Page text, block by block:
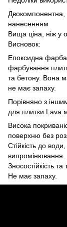
Двокомпонентна,
нанесенням
Вища ціна, ніж у
Висновок:
Епоксидна
фарбування
та бетону. Вона
не має запаху.
Порівняно з
для плитки Lava
Висока
поверхню без
Стійкість до
випромінювання.
Зносостійкість та
Не має запаху.